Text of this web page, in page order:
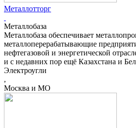
Металлотторг
Металлобаза
Металлобаза обеспечивает
металлоперерабатывающие
нефтегазовой и энергетической
и с недавних пор ещё Казахстана и
Электроугли
,
Москва и МО